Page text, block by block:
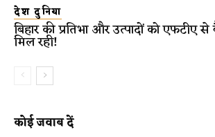
देश दुनिया
बिहार की प्रतिभा और उत्पादों को एफटीए
मिल रही!
कोई जवाब दें